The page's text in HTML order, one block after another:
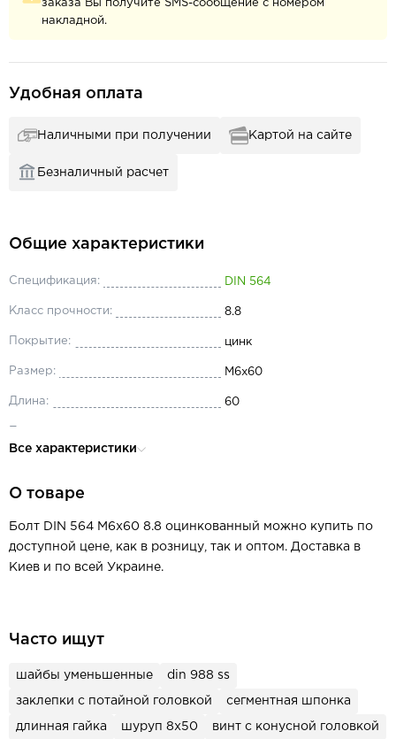
заказа Вы получите SMS-сообщение с номером
накладной.
Удобная оплата
Наличными при получении Картой на сайте
Безналичный расчет
О товаре
Болт DIN 564 M6x60 8.8 оцинкованный можно купить по
доступной цене, как в розницу, так и оптом. Доставка в
Киев и по всей Украине.
Общие характеристики
Спецификация: DIN 564
Класс прочности: 8.8
Покрытие: цинк
Размер: М6x60
Длина: 60
Материал:
Головка: шестигранная
Все характеристики
Часто ищут
шайбы уменьшенные din 988 ss
заклепки с потайной головкой сегментная шпонка
длинная гайка шуруп 8х50 винт с конусной головкой